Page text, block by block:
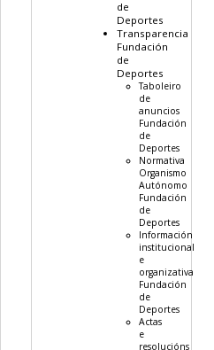
de
Deportes
Transparencia
Fundación
de
Deportes
Taboleiro
de
anuncios
Fundación
de
Deportes
Normativa
Organismo
Autónomo
Fundación
de
Deportes
Información
institucional
e
organizativa
Fundación
de
Deportes
Actas
e
resolucións